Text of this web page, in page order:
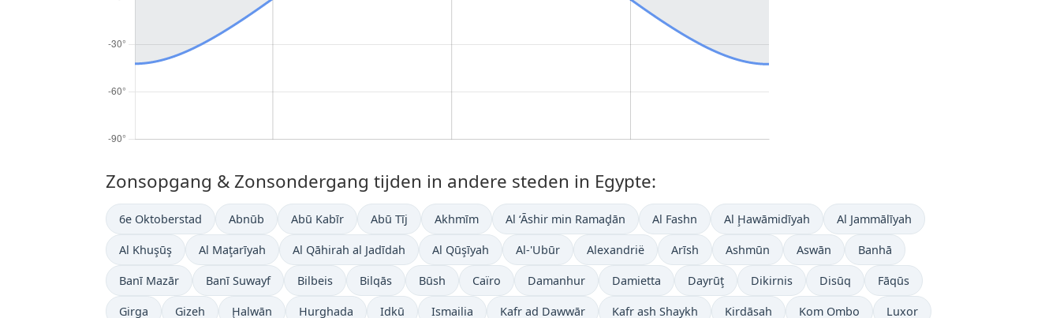
Zonsopgang & Zonsondergang tijden in andere steden in Egypte:
6e Oktoberstad Abnūb Abū Kabīr Abū Tīj Akhmīm Al ‘Āshir min Ramaḑān Al Fashn Al Ḩawāmidīyah Al Jammālīyah
Al Khuşūş Al Maţarīyah Al Qāhirah al Jadīdah Al Qūşīyah Al-'Ubūr Alexandrië Arīsh Ashmūn Aswān Banhā
Banī Mazār Banī Suwayf Bilbeis Bilqās Būsh Caïro Damanhur Damietta Dayrūţ Dikirnis Disūq Fāqūs
Girga Gizeh Ḩalwān Hurghada Idkū Ismailia Kafr ad Dawwār Kafr ash Shaykh Kirdāsah Kom Ombo Luxor